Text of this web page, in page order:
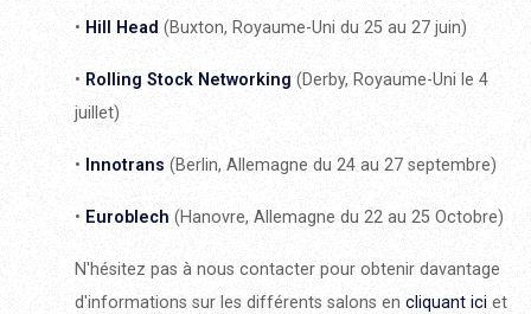
• Hill Head (Buxton, Royaume-Uni du 25 au 27 juin)
• Rolling Stock Networking (Derby, Royaume-Uni le 4
juillet)
• Innotrans (Berlin, Allemagne du 24 au 27 septembre)
• Euroblech (Hanovre, Allemagne du 22 au 25 Octobre)
N'hésitez pas à nous contacter pour obtenir davantage
d'informations sur les différents salons en cliquant ici et